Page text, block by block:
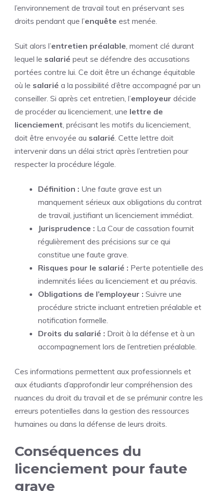
l’environnement de travail tout en préservant ses
droits pendant que l’enquête est menée.
Suit alors l’entretien préalable, moment clé durant
lequel le salarié peut se défendre des accusations
portées contre lui. Ce doit être un échange équitable
où le salarié a la possibilité d’être accompagné par un
conseiller. Si après cet entretien, l’employeur décide
de procéder au licenciement, une lettre de
licenciement, précisant les motifs du licenciement,
doit être envoyée au salarié. Cette lettre doit
intervenir dans un délai strict après l’entretien pour
respecter la procédure légale.
Définition : Une faute grave est un
manquement sérieux aux obligations du contrat
de travail, justifiant un licenciement immédiat.
Jurisprudence : La Cour de cassation fournit
régulièrement des précisions sur ce qui
constitue une faute grave.
Risques pour le salarié : Perte potentielle des
indemnités liées au licenciement et au préavis.
Obligations de l’employeur : Suivre une
procédure stricte incluant entretien préalable et
notification formelle.
Droits du salarié : Droit à la défense et à un
accompagnement lors de l’entretien préalable.
Ces informations permettent aux professionnels et
aux étudiants d’approfondir leur compréhension des
nuances du droit du travail et de se prémunir contre les
erreurs potentielles dans la gestion des ressources
humaines ou dans la défense de leurs droits.
Conséquences du
licenciement pour faute
grave